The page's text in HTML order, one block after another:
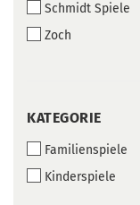
Schmidt Spiele
Zoch
KATEGORIE
KATEGORIE
Familienspiele
Kinderspiele